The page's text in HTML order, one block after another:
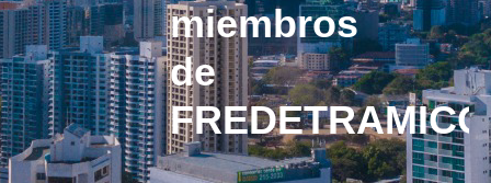
miembros
de
FREDETRAMICO